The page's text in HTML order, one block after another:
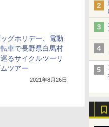
ッグホリデー、電動
転車で長野県白馬村
るサイクルツーリ
ツアー
2021年8月26日